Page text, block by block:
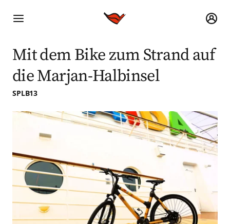
Mit dem Bike zum Strand auf
die Marjan-Halbinsel
SPLB13